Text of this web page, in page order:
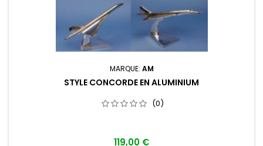
MARQUE: AM
STYLE CONCORDE EN ALUMINIUM
(0)
119,00 €